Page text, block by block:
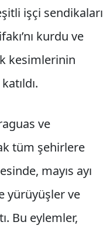
işçi sendikaları
kurdu ve
kesimlerinin
ve
tüm şehirlere
mayıs ayı
yürüyüşler ve
Bu eylemler,